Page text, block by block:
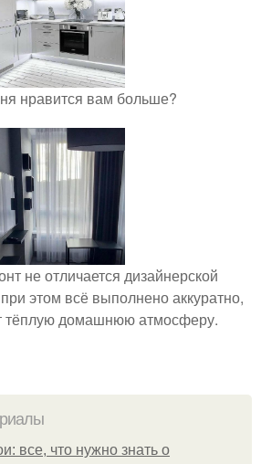
нравится вам больше?
не отличается дизайнерской
этом всё выполнено аккуратно,
тёплую домашнюю атмосферу.
все, что нужно знать о